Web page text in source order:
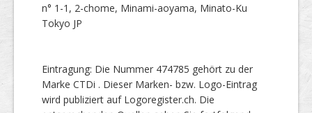
n° 1-1, 2-chome, Minami-aoyama, Minato-Ku
Tokyo JP
Eintragung: Die Nummer 474785 gehört zu der
Marke CTDi . Dieser Marken- bzw. Logo-Eintrag
wird publiziert auf Logoregister.ch. Die